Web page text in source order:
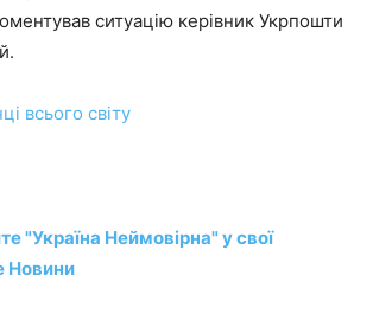
ситуацію керівник Укрпошти
всього світу
"Україна Неймовірна" у свої
Новини